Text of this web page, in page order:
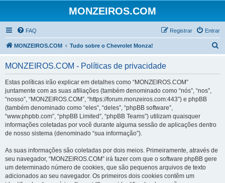
MONZEIROS.COM
FAQ Entrar
Registrar
MONZEIROS.COM Tudo sobre o Chevrolet Monza!
MONZEIROS.COM - Políticas de privacidade
Estas políticas irão explicar em detalhes como “MONZEIROS.COM”
juntamente com as suas afiliações (também denominado como “nós”, “nos”,
“nosso”, “MONZEIROS.COM”, “https://forum.monzeiros.com:443”) e phpBB
(também denominado como “eles”, “deles”, “phpBB software”,
“www.phpbb.com”, “phpBB Limited”, “phpBB Teams”) utilizam quaisquer
informações coletadas por você durante alguma sessão de aplicações dentro
de nosso sistema (denominado “sua informação”).
As suas informações são coletadas por dois meios. Primeiramente, através de
seu navegador, “MONZEIROS.COM” irá fazer com que o software phpBB gere
um determinado número de cookies, que são pequenos arquivos de texto
adicionados ao seu navegador. Os primeiros dois cookies contêm um